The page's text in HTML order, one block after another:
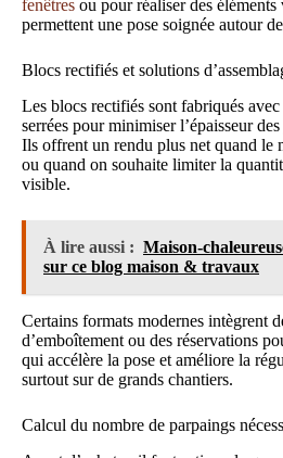
fenêtres ou pour réaliser des
permettent une pose soignée autour
Blocs rectifiés et solutions
Les blocs rectifiés sont fabriqués avec
serrées pour minimiser l’épaisseur
Ils offrent un rendu plus net quand le
ou quand on souhaite limiter la
visible.
À lire aussi : Maison-
sur ce blog maison & travaux
Certains formats modernes intègrent
d’emboîtement ou des réservations
qui accélère la pose et améliore la
surtout sur de grands chantiers.
Calcul du nombre de parpaings